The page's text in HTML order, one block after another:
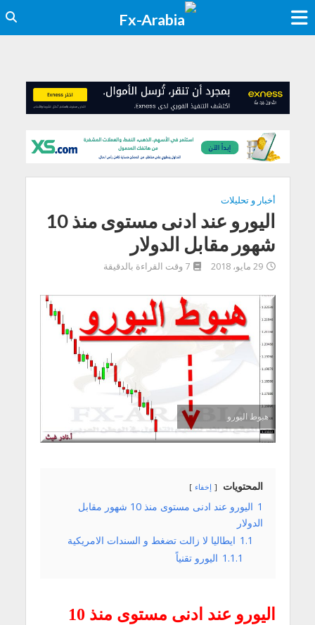
أخبار و تحليلات
اليورو عند ادنى مستوى منذ 10
شهور مقابل الدولار
29 مايو، 2018 7 وقت القراءة بالدقيقة
هبوط اليورو
المحتويات إخفاء
1
اليورو عند ادنى مستوى منذ 10 شهور مقابل
الدولار
1.1 ايطاليا لا زالت تضغط و السندات الامريكية
1.1.1 اليورو تقنياً
اليورو عند ادنى مستوى منذ 10